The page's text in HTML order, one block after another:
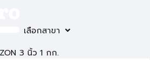
เลือกสาขา
3 นิ้ว 1 กก.